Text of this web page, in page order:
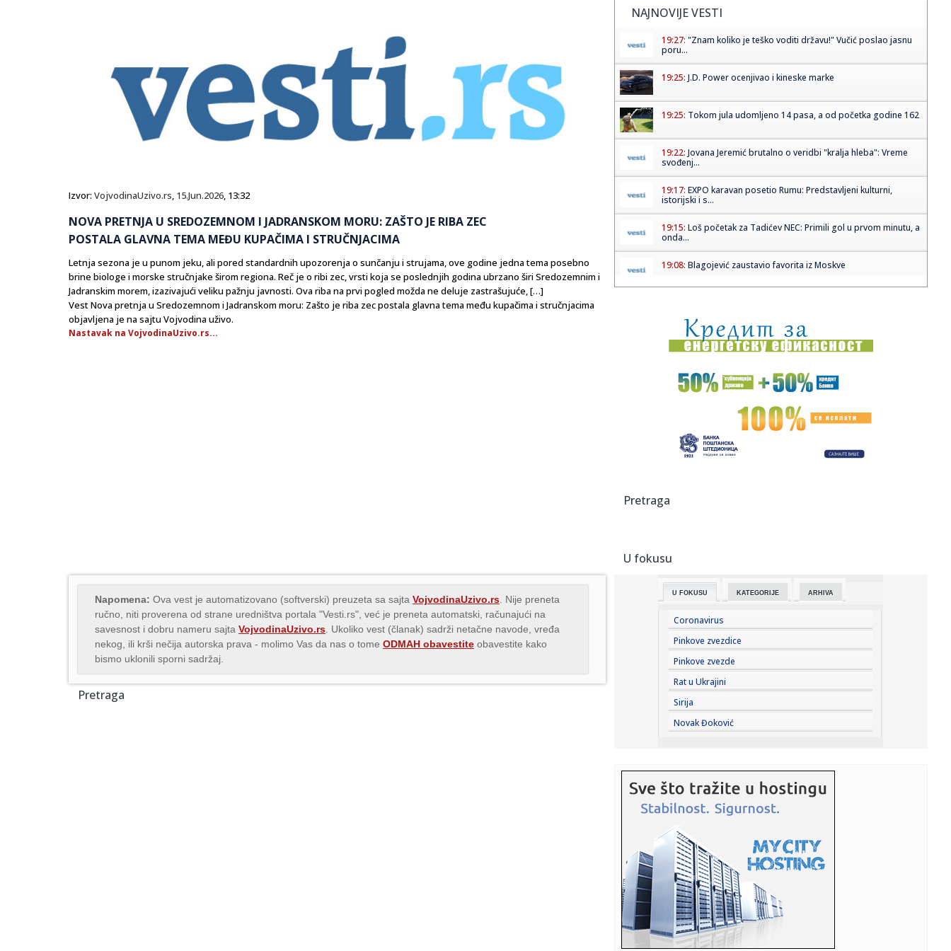
Izvor: VojvodinaUzivo.rs, 15.Jun.2026, 13:32
NOVA PRETNJA U SREDOZEMNOM I JADRANSKOM MORU: ZAŠTO JE RIBA ZEC
POSTALA GLAVNA TEMA MEĐU KUPAČIMA I STRUČNJACIMA
Letnja sezona je u punom jeku, ali pored standardnih upozorenja o sunčanju i strujama, ove godine jedna tema posebno
brine biologe i morske stručnjake širom regiona. Reč je o ribi zec, vrsti koja se poslednjih godina ubrzano širi Sredozemnim i
Jadranskim morem, izazivajući veliku pažnju javnosti. Ova riba na prvi pogled možda ne deluje zastrašujuće, […]
Vest Nova pretnja u Sredozemnom i Jadranskom moru: Zašto je riba zec postala glavna tema među kupačima i stručnjacima
objavljena je na sajtu Vojvodina uživo.
Nastavak na VojvodinaUzivo.rs...
Napomena: Ova vest je automatizovano (softverski) preuzeta sa sajta VojvodinaUzivo.rs . Nije preneta
ručno, niti proverena od strane uredništva portala "Vesti.rs", već je preneta automatski, računajući na
savesnost i dobru nameru sajta VojvodinaUzivo.rs . Ukoliko vest (članak) sadrži netačne navode, vređa
nekog, ili krši nečija autorska prava - molimo Vas da nas o tome ODMAH obavestite obavestite kako
bismo uklonili sporni sadržaj.
Pretraga
NAJNOVIJE VESTI
19:27: "Znam koliko je teško voditi državu!" Vučić poslao jasnu
poru...
19:25: J.D. Power ocenjivao i kineske marke
19:25: Tokom jula udomljeno 14 pasa, a od početka godine 162
19:22: Jovana Jeremić brutalno o veridbi "kralja hleba": Vreme
svođenj...
19:17: EXPO karavan posetio Rumu: Predstavljeni kulturni,
istorijski i s...
19:15: Loš početak za Tadićev NEC: Primili gol u prvom minutu, a
onda...
19:08: Blagojević zaustavio favorita iz Moskve
19:07:Vučić: Srbija na dobrom putu, prva po rastu BDP-a u
Evropi u pr...
19:07:STANKOVIĆ PROMEŠAO KARTE PRED HAPOEL: Enem dobio
veliku šansu,...
VIDEO Četvrti dan borbe protiv vatrene stihije u
19:05:"Srbija nikada više neće ćutati!" Milićević poslao snažnu p...
već na s...
19:02:
18:59:
Pogledajte kako izgleda raskošna vila Bogoljuba Karića na
18:58:Šok: Rumunija pobedila Srbiju košem u poslednjoj
sekundi! VIDEO
18:57:Vučić: "Izbori najkasnije za tri meseca"; "Važno je da se ne
i...
18:50:Drama na Dunavu kod Bele stene: Muškarac skočio iz
čamca da se...
18:48: Mladić se utopio u Krivaji
18:48:
pravilno k...
18:48:Ko su najbogatije estradne zvijezde u Srbiji: Godinama
zarađuju ...
18:48:Bečki robot srpskog naučnika donosi revoluciju: Metalne
dijelov...
18:48:Poljoprivrednicima potrebne milijarde evra pomoći
Pretraga
U fokusu
U FOKUSU KATEGORIJE ARHIVA
Coronavirus
Pinkove zvezdice
Pinkove zvezde
Rat u Ukrajini
Sirija
Novak Đoković